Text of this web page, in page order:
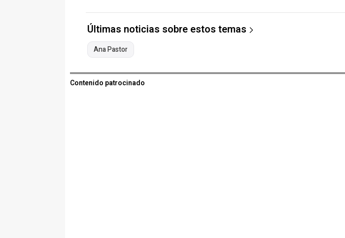
Últimas noticias sobre estos temas
Ana Pastor
Contenido patrocinado